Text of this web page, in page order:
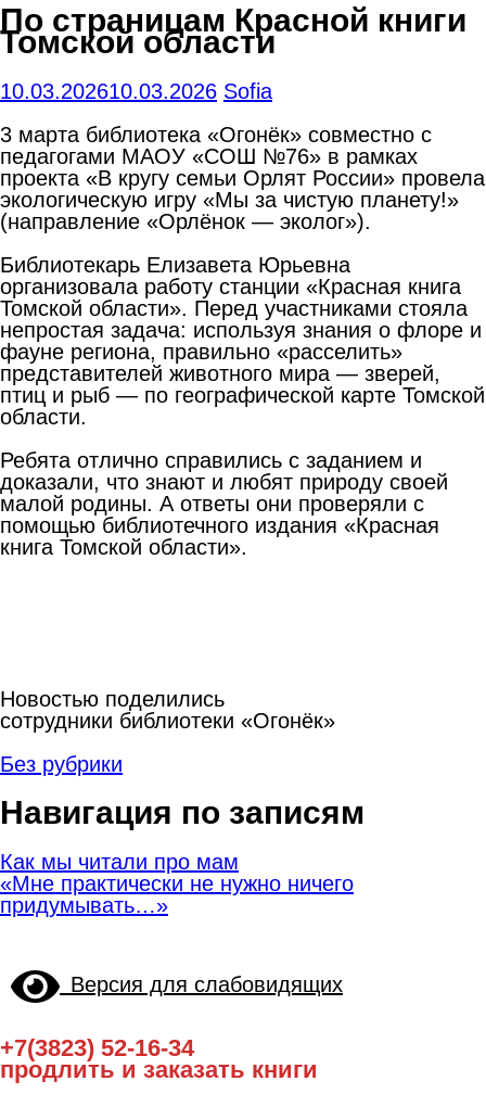
По страницам Красной книги
Томской области
10.03.202610.03.2026 Sofia
3 марта библиотека «Огонёк» совместно с
педагогами МАОУ «СОШ №76» в рамках
проекта «В кругу семьи Орлят России» провела
экологическую игру «Мы за чистую планету!»
(направление «Орлёнок — эколог»).
Библиотекарь Елизавета Юрьевна
организовала работу станции «Красная книга
Томской области». Перед участниками стояла
непростая задача: используя знания о флоре и
фауне региона, правильно «расселить»
представителей животного мира — зверей,
птиц и рыб — по географической карте Томской
области.
Ребята отлично справились с заданием и
доказали, что знают и любят природу своей
малой родины. А ответы они проверяли с
помощью библиотечного издания «Красная
книга Томской области».
Новостью поделились
сотрудники библиотеки «Огонёк»
Без рубрики
Навигация по записям
Как мы читали про мам
«Мне практически не нужно ничего
придумывать…»
Версия для слабовидящих
+7(3823) 52-16-34
продлить и заказать книги